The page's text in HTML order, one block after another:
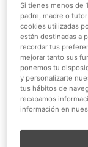
pelos de punta.
¡Inferno!
Inferno túnel
través del túnel
todo, debes
pelos de punta
que nunca
dejarán
Si tienes menos de
padre, madre o
cookies utilizadas
están destinadas a
recordar tus
mejorar tanto sus
ponemos tu
y personalizarte
tus hábitos de
recabamos
información en